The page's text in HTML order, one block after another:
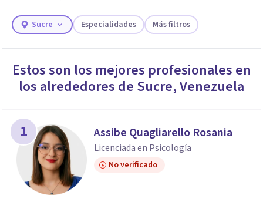
necesidades.
Sucre Especialidades Más filtros
Estos son los mejores profesionales en
los alrededores de Sucre,Venezuela
1 Assibe Quagliarello Rosania
Licenciada en Psicología
No verificado